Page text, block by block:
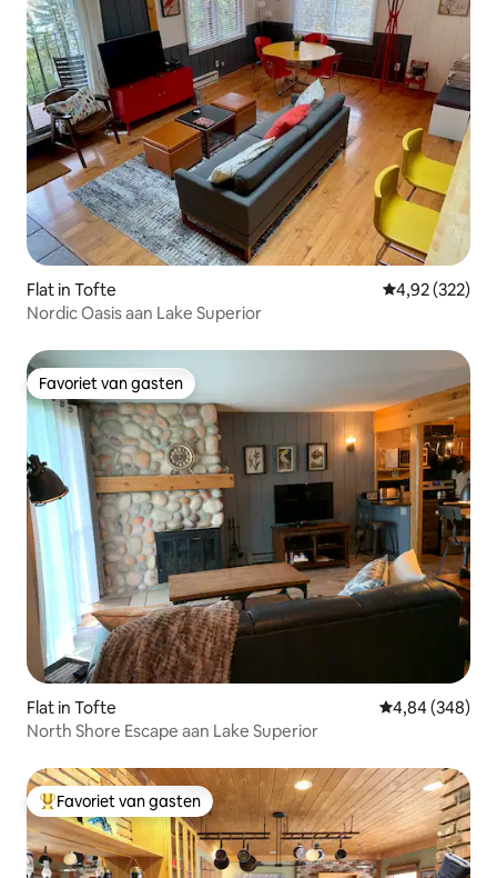
Flat in Tofte Gemiddelde
4,92 (322)
Nordic Oasis aan Lake Superior
Favoriet van gasten
Favoriet van gasten
Flat in Tofte Gemiddelde
4,84 (348)
North Shore Escape aan Lake Superior
Topfavoriet van gasten
Favoriet van gasten